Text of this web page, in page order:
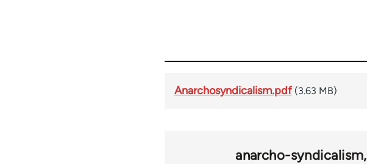
Anarchosyndicalism.pdf (3.63 MB)
anarcho-syndicalism